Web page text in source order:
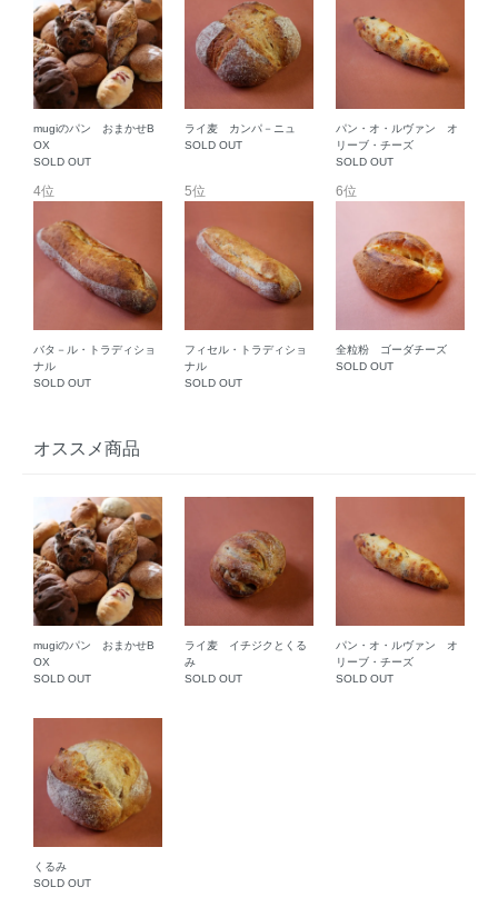
mugiのパン おまかせB
OX
SOLD OUT
ライ麦 カンパ－ニュ
SOLD OUT
パン・オ・ルヴァン オ
リーブ・チーズ
SOLD OUT
4位
バタ－ル・トラディショ
ナル
SOLD OUT
5位
フィセル・トラディショ
ナル
SOLD OUT
6位
全粒粉 ゴーダチーズ
SOLD OUT
オススメ商品
mugiのパン おまかせB
OX
SOLD OUT
ライ麦 イチジクとくる
み
SOLD OUT
パン・オ・ルヴァン オ
リーブ・チーズ
SOLD OUT
くるみ
SOLD OUT